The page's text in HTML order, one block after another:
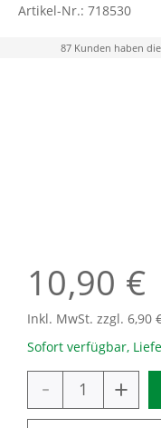
Artikel-Nr.: 718530
87 Kunden haben
10,90 €
Inkl. MwSt. zzgl. 6,90
Sofort verfügbar,
- +